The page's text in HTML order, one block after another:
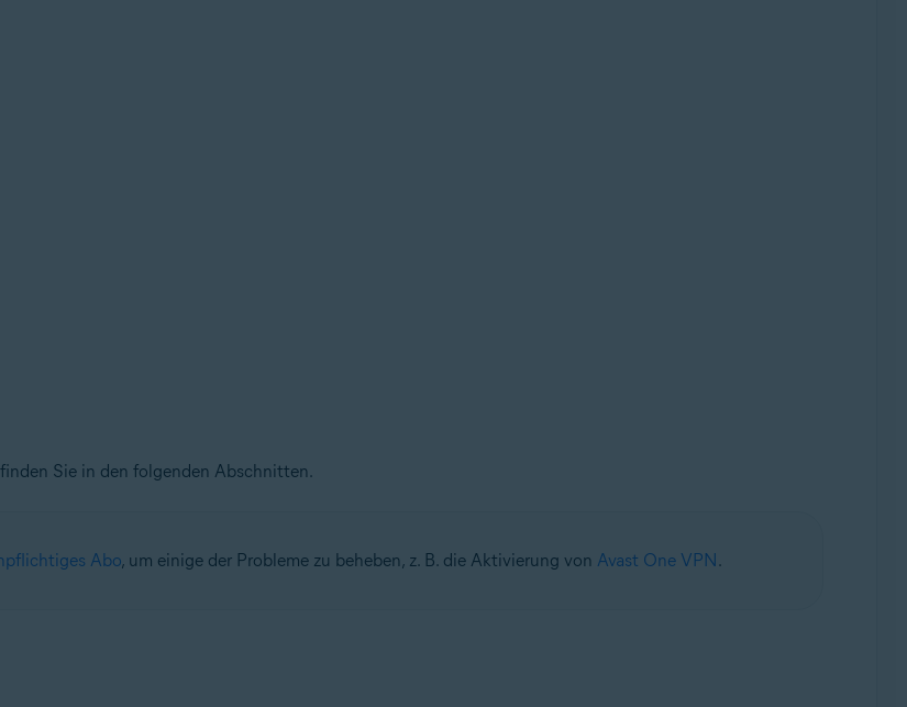
Sie in den folgenden Abschnitten.
Abo, um einige der Probleme zu beheben, z. B. die Aktivierung von Avast One VPN .